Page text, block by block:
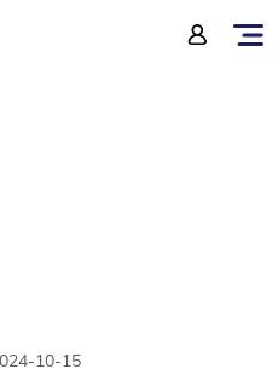
2023
10-15